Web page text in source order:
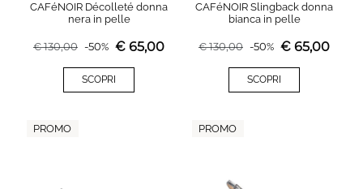
CAFéNOIR Décolleté donna
nera in pelle
€130,00 -50% € 65,00
SCOPRI
CAFéNOIR Slingback donna
bianca in pelle
€130,00 -50% € 65,00
SCOPRI
PROMO PROMO